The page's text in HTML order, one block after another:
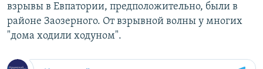
взрывы в Евпатории, предположительно, были в
районе Заозерного. От взрывной волны у многих
"дома ходили ходуном".